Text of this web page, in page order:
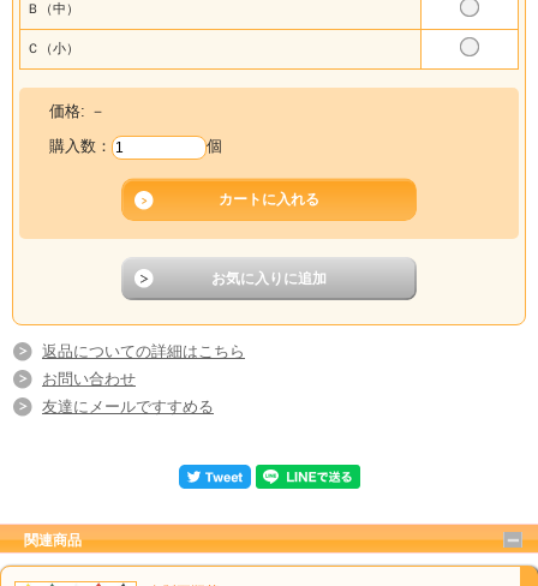
Ｂ（中）
Ｃ（小）
価格: －
購入数：
個
返品についての詳細はこちら
お問い合わせ
友達にメールですすめる
関連商品